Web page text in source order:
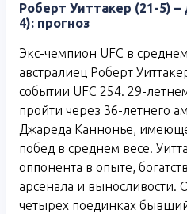
Роберт Уиттакер (21-5)
4): прогноз
Экс-чемпион UFC в
австралиец Роберт
событии UFC 254. 29-
пройти через 36-летнего
Джареда Каннонье,
побед в среднем весе.
оппонента в опыте,
арсенала и выносливости.
четырех поединках бывший